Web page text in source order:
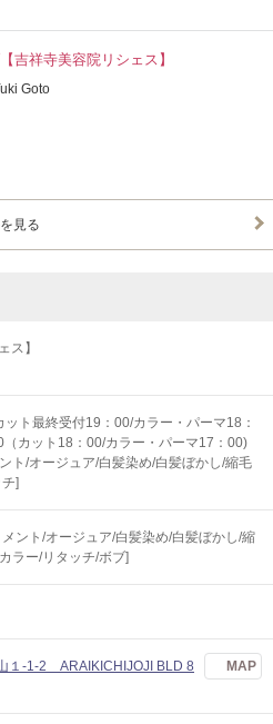
吉祥寺美容院リシェス】
Goto
見る
ス】
ト最終受付19：00/カラー・パーマ18：
カット18：00/カラー・パーマ17：00)
ト/オージュア/白髪染め/白髪ぼかし/縮毛
]
ント/オージュア/白髪染め/白髪ぼかし/縮
ラー/リタッチ/ボブ]
１-1-2 ARAIKICHIJOJI BLD 8
MAP